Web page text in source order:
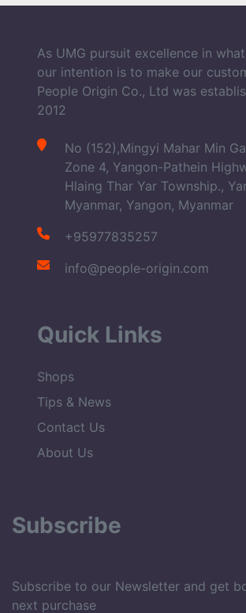
As UMG pursuit excellence in
our intention is to make our
People Origin Co., Ltd was
2012
No (152),Mingyi Mahar Min
Zone 4, Yangon-Pathein
Hlaing Thar Yar Township.,
Myanmar, Yangon, Myanmar
+95977835257
info@people-origin.com
Quick Links
Shops
Tips & News
Contact Us
About Us
Subscribe
Subscribe to our Newsletter and get
next purchase